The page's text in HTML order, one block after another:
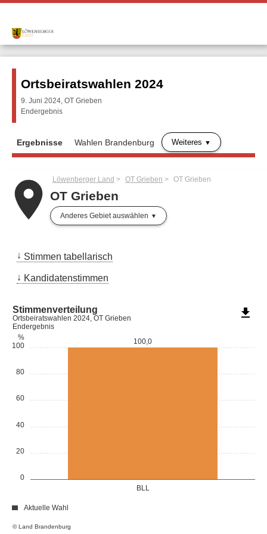
Ortsbeiratswahlen 2024
9. Juni 2024, OT Grieben
Endergebnis
Ergebnisse Wahlen Brandenburg Weiteres
placeLöwenberger Land OT Grieben OT Grieben
OT Grieben
Anderes Gebiet auswählen
Stimmen tabellarisch
Kandidatenstimmen
0
20
40
60
80
100
%
BLL
100,0
© Land Brandenburg
Stimmenverteilung
Ortsbeiratswahlen 2024, OT Grieben
Endergebnis
Aktuelle Wahl
file_download